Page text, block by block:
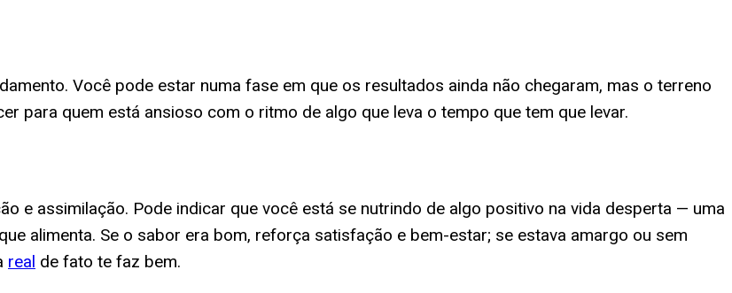
Você pode estar numa fase em que os resultados ainda não chegaram, mas o terreno
para quem está ansioso com o ritmo de algo que leva o tempo que tem que levar.
e assimilação. Pode indicar que você está se nutrindo de algo positivo na vida desperta — uma
alimenta. Se o sabor era bom, reforça satisfação e bem-estar; se estava amargo ou sem
real de fato te faz bem.